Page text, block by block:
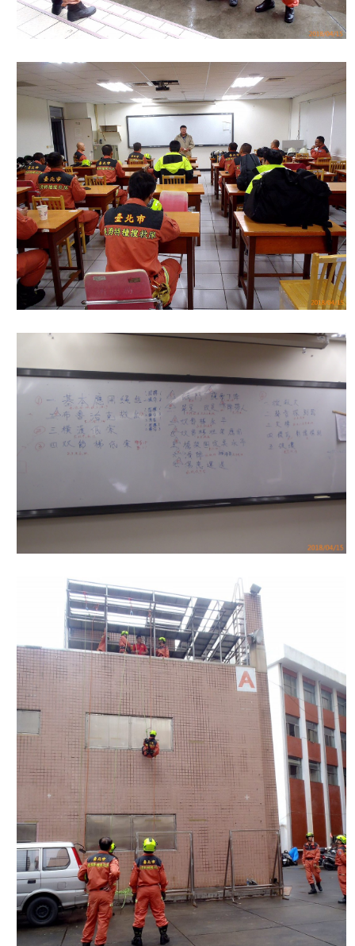
園
地
政
府
資
訊
開
公
文
公
開
專
區
料
影
檔
案
聯
絡
資
訊
相
關
結
陽
光
法
案
專